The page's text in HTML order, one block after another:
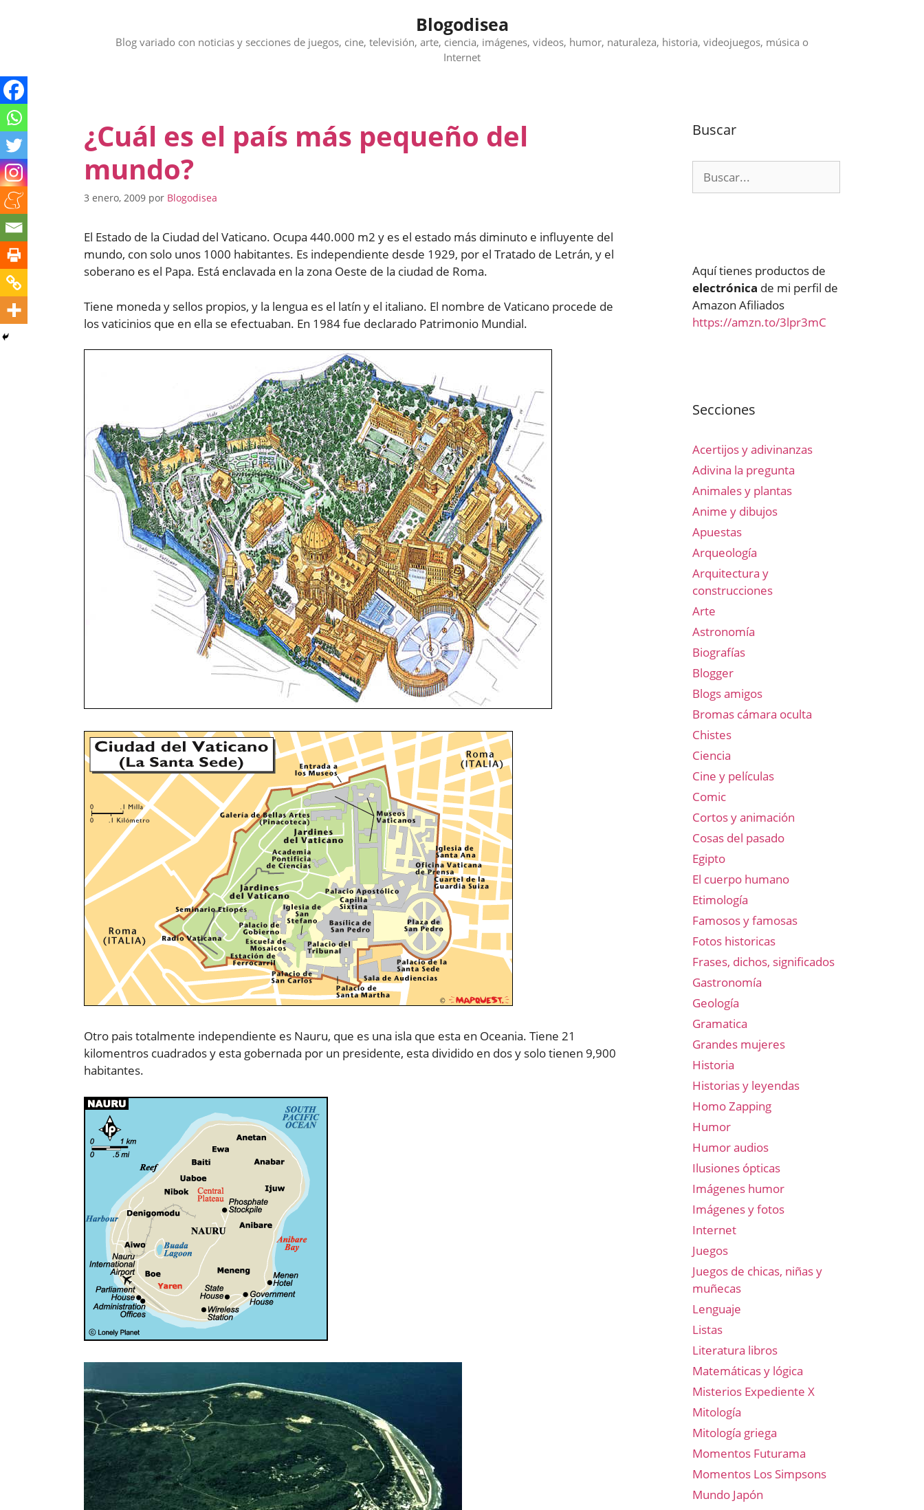
Blogodisea
Blog variado con noticias y secciones de juegos, cine, televisión, arte, ciencia, imágenes, videos, humor, naturaleza, historia, videojuegos, música o
Internet
¿Cuál es el país más pequeño del
mundo?
3 enero, 2009 por Blogodisea
El Estado de la Ciudad del Vaticano. Ocupa 440.000 m2 y es el estado más diminuto e influyente del
mundo, con solo unos 1000 habitantes. Es independiente desde 1929, por el Tratado de Letrán, y el
soberano es el Papa. Está enclavada en la zona Oeste de la ciudad de Roma.
Tiene moneda y sellos propios, y la lengua es el latín y el italiano. El nombre de Vaticano procede de
los vaticinios que en ella se efectuaban. En 1984 fue declarado Patrimonio Mundial.
Otro pais totalmente independiente es Nauru, que es una isla que esta en Oceania. Tiene 21
kilomentros cuadrados y esta gobernada por un presidente, esta dividido en dos y solo tienen 9,900
habitantes.
Buscar
Aquí tienes productos de
electrónica de mi perfil de
Amazon Afiliados
https://amzn.to/3lpr3mC
Secciones
Acertijos y adivinanzas
Adivina la pregunta
Animales y plantas
Anime y dibujos
Apuestas
Arqueología
Arquitectura y
construcciones
Arte
Astronomía
Biografías
Blogger
Blogs amigos
Bromas cámara oculta
Chistes
Ciencia
Cine y películas
Comic
Cortos y animación
Cosas del pasado
Egipto
El cuerpo humano
Etimología
Famosos y famosas
Fotos historicas
Frases, dichos, significados
Gastronomía
Geología
Gramatica
Grandes mujeres
Historia
Historias y leyendas
Homo Zapping
Humor
Humor audios
Ilusiones ópticas
Imágenes humor
Imágenes y fotos
Internet
Juegos
Juegos de chicas, niñas y
muñecas
Lenguaje
Listas
Literatura libros
Matemáticas y lógica
Misterios Expediente X
Mitología
Mitología griega
Momentos Futurama
Momentos Los Simpsons
Mundo Japón